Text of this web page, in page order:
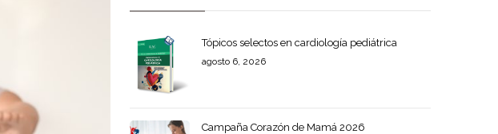
Tópicos selectos en cardiología pediátrica
agosto 6, 2026
Campaña Corazón de Mamá 2026